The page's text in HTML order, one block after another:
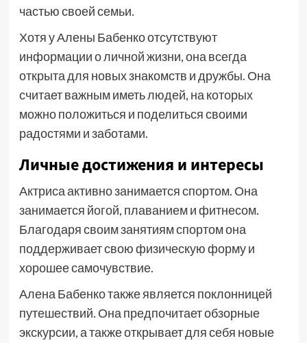
частью своей семьи.
Хотя у Алены Бабенко отсутствуют
информации о личной жизни, она всегда
открыта для новых знакомств и дружбы. Она
считает важным иметь людей, на которых
можно положиться и поделиться своими
радостями и заботами.
Личные достижения и интересы
Актриса активно занимается спортом. Она
занимается йогой, плаванием и фитнесом.
Благодаря своим занятиям спортом она
поддерживает свою физическую форму и
хорошее самочувствие.
Алена Бабенко также является поклонницей
путешествий. Она предпочитает обзорные
экскурсии, а также открывает для себя новые